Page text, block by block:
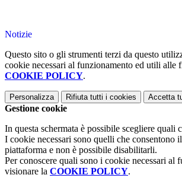
Notizie
Questo sito o gli strumenti terzi da questo
cookie necessari al funzionamento ed utili alle
COOKIE POLICY.
Personalizza Rifiuta tutti i cookies Accetta
Gestione cookie
In questa schermata è possibile scegliere quali
I cookie necessari sono quelli che consentono
piattaforma e non è possibile disabilitarli.
Per conoscere quali sono i cookie necessari al
visionare la COOKIE POLICY.